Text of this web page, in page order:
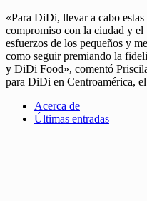
«Para DiDi, llevar a cabo
compromiso con la ciudad y
esfuerzos de los pequeños y
como seguir premiando la
y DiDi Food», comentó
para DiDi en Centroamérica,
Acerca de
Últimas entradas